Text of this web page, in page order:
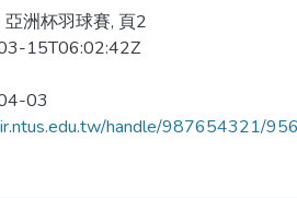
亞洲杯羽球賽, 頁2
15T06:02:42Z
03
handle/987654321/